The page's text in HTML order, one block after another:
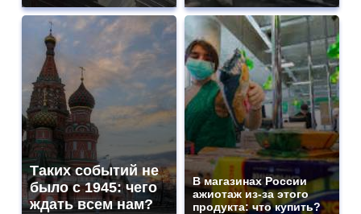
Таких событий не
было с 1945: чего
ждать всем нам?
В магазинах России
ажиотаж из-за этого
продукта: что купить?